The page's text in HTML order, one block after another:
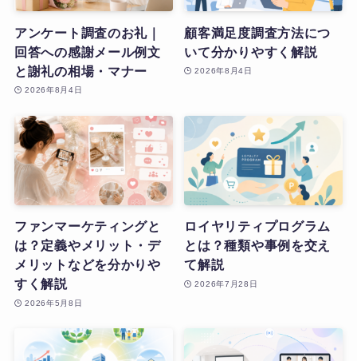
アンケート調査のお礼｜
回答への感謝メール例文
と謝礼の相場・マナー
2026年8月4日
顧客満足度調査方法につ
いて分かりやすく解説
2026年8月4日
ファンマーケティングと
は？定義やメリット・デ
メリットなどを分かりや
すく解説
2026年5月8日
ロイヤリティプログラム
とは？種類や事例を交え
て解説
2026年7月28日